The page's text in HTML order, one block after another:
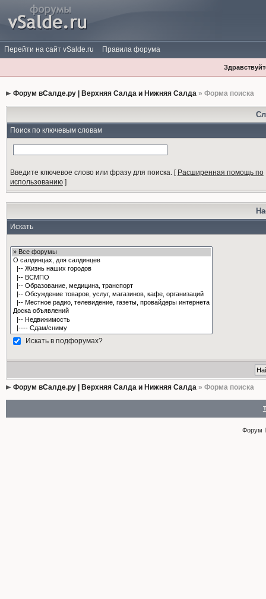
Перейти на сайт vSalde.ru Правила форума
Форум вСалде.ру | Верхняя Салда и Нижняя Салда» Форма поиска
Поиск по ключевым словам
Введите ключевое слово или фразу для поиска.[ Расширенная помощь по
использованию]
Искать
Искать в подфорумах?
Форум вСалде.ру | Верхняя Салда и Нижняя Салда» Форма поиска
Форум